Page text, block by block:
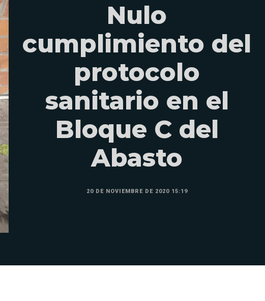
Nulo
cumplimiento del
protocolo
sanitario en el
Bloque C del
Abasto
20 DE NOVIEMBRE DE 2020 15:19